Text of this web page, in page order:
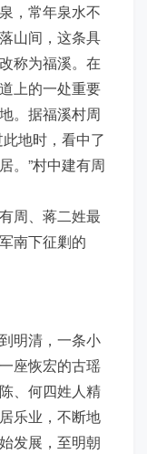
，常年泉水不
山间，这条具
称为福溪。在
上的一处重要
。据福溪村周
地时，看中了
。”村中建有周
周、蒋二姓最
南下征剿的
明清，一条小
座恢宏的古瑶
、何四姓人精
乐业，不断地
发展，至明朝